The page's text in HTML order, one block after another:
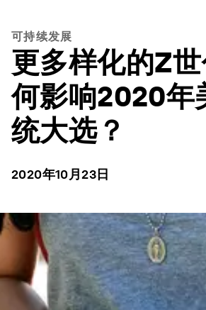
可持续发展
更多样化的Z
何影响2020年
统大选？
2020年10月23日